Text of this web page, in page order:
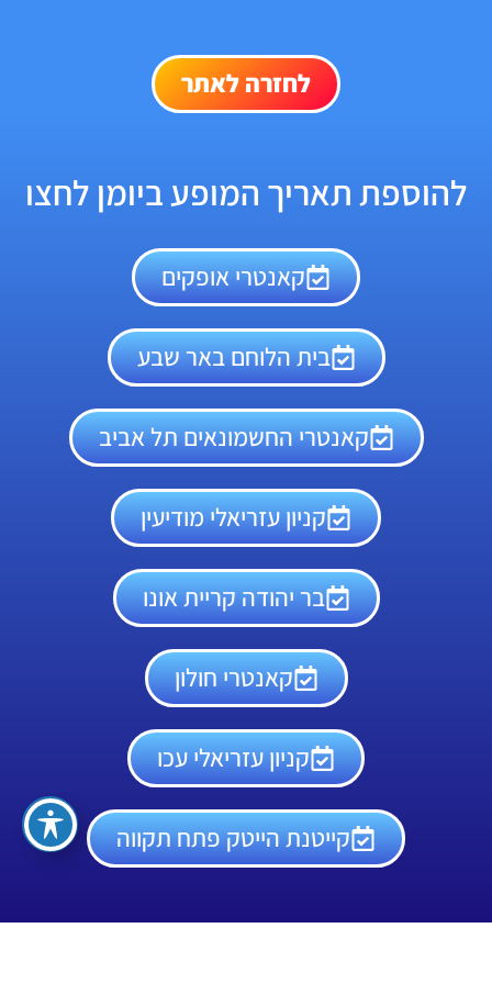
לחזרה לאתר
להוספת תאריך המופע ביומן לחצו
קאנטרי אופקים
בית הלוחם באר שבע
קאנטרי החשמונאים תל אביב
קניון עזריאלי מודיעין
בר יהודה קריית אונו
קאנטרי חולון
קניון עזריאלי עכו
קייטנת הייטק פתח תקווה